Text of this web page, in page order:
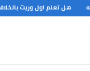
هل تعلم اول وريث بالخلافة